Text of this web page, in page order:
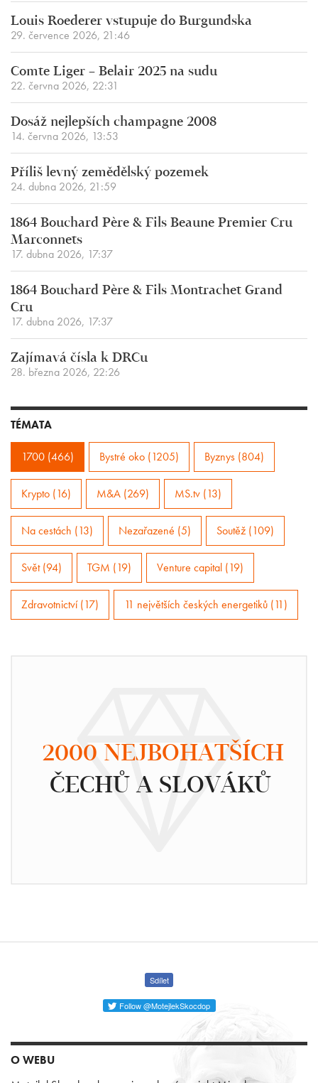
Louis Roederer vstupuje do Burgundska
29. července 2026, 21:46
Comte Liger – Belair 2025 na sudu
22. června 2026, 22:31
Dosáž nejlepších champagne 2008
14. června 2026, 13:53
Příliš levný zemědělský pozemek
24. dubna 2026, 21:59
1864 Bouchard Père & Fils Beaune Premier Cru
Marconnets
17. dubna 2026, 17:37
1864 Bouchard Père & Fils Montrachet Grand
Cru
17. dubna 2026, 17:37
Zajímavá čísla k DRCu
28. března 2026, 22:26
TÉMATA
1700 (466) Bystré oko (1205) Byznys (804)
Krypto (16) M&A (269) MS.tv (13)
Na cestách (13) Nezařazené (5) Soutěž (109)
Svět (94) TGM (19) Venture capital (19)
Zdravotnictví (17) 11 největších českých energetiků (11)
2000 NEJBOHATŠÍCH
ČECHŮ A SLOVÁKŮ
Sdílet
Follow @MotejlekSkocdop
O WEBU